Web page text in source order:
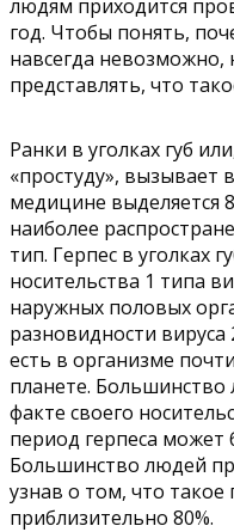
людям приходится
год. Чтобы понять,
навсегда
представлять, что
Ранки в уголках губ
«простуду», вызывает
медицине выделяется
наиболее
тип. Герпес в уголках
носительства 1 типа
наружных половых
разновидности
есть в организме
планете.
факте своего
период герпеса
Большинство людей
узнав о том, что такое
приблизительно 80%.